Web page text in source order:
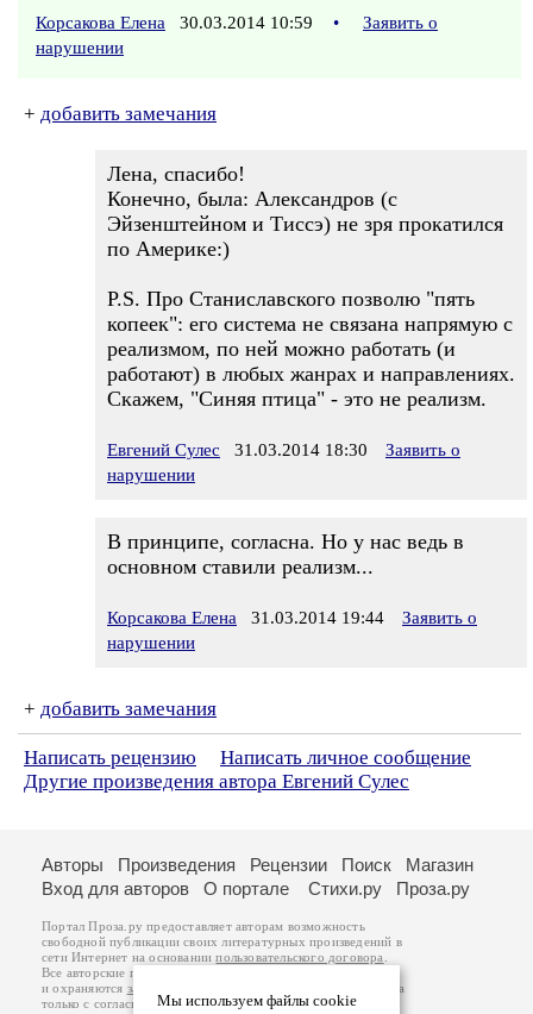
Корсакова Елена 30.03.2014 10:59 •
Заявить о
нарушении
+ добавить замечания
Лена, спасибо!
Конечно, была: Александров (с
Эйзенштейном и Тиссэ) не зря прокатился
по Америке:)
P.S. Про Станиславского позволю "пять
копеек": его система не связана напрямую с
реализмом, по ней можно работать (и
работают) в любых жанрах и направлениях.
Скажем, "Синяя птица" - это не реализм.
Евгений Сулес 31.03.2014 18:30
Заявить о
нарушении
В принципе, согласна. Но у нас ведь в
основном ставили реализм...
Корсакова Елена 31.03.2014 19:44
Заявить о
нарушении
+ добавить замечания
Написать рецензию
Написать личное сообщение
Другие произведения автора Евгений Сулес
Мы используем файлы cookie
Авторы Произведения Рецензии Поиск
Магазин
Вход для авторов
О портале Стихи.ру Проза.ру
Портал Проза.ру предоставляет авторам возможность
свободной публикации своих литературных произведений в
сети Интернет на основаниипользовательского договора
Все авторские права на произведения принадлежат авторам
и охраняются законом
. Перепечатка произведений возможна
только с согласия его автора, к которому вы можете